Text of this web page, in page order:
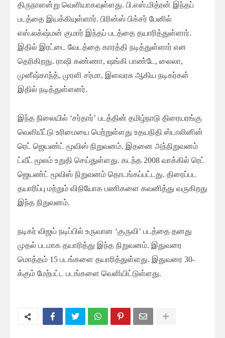
திருநாளன்று வெளியாகவுள்ளது. பி.எஸ்.மித்ரன் இந்தப்
படத்தை இயக்கியுள்ளார். பிரின்ஸ் பிக்சர் பேனில்
எஸ்.லக்‌ஷ்மன் குமார் இந்தப் படத்தை தயாரித்துள்ளார்.
இதில் இரட்டை வேடத்தை காரத்தி நடித்துள்ளார் என
தெரிகிறது. ராஷி கண்ணா, ஷங்கி பாண்டே, லைலா,
முனீஷ்காந்த், முரளி சர்மா, இளவரசு ஆகிய நடிகர்கள்
இதில் நடித்துள்ளனர்.
இந்த நிலையில் ‘சர்தார்’ படத்தின் தமிழ்நாடு திரையரங்கு
வெளியீட்டு உரிமையை பெற்றுள்ளது உதயநிதி ஸ்டாலினின்
ரெட் ஜெயண்ட் மூவிஸ் நிறுவனம். இதனை அந்நிறுவனம்
ட்வீட் மூலம் உறுதி செய்துள்ளது. கடந்த 2008 வாக்கில் ரெட்
ஜெயண்ட் மூவிஸ் நிறுவனம் தொடங்கப்பட்டது. திரைப்பட
தயாரிப்பு மற்றும் விநியோக பணிகளை கவனித்து வருகிறது
இந்த நிறுவனம்.
நடிகர் விஜய் நடிப்பில் உருவான ‘குருவி’ படத்தை தனது
முதல் படமாக தயாரித்து இந்த நிறுவனம். இதுவரை
மொத்தம் 15 படங்களை தயாரித்துள்ளது. இதுவரை 30-
க்கும் மேற்பட்ட படங்களை வெளியிட்டுள்ளது.